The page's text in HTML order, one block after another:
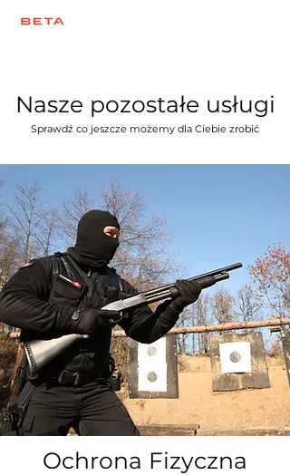
Nasze pozostałe usługi
Sprawdź co jeszcze możemy dla Ciebie zrobić
Ochrona Fizyczna